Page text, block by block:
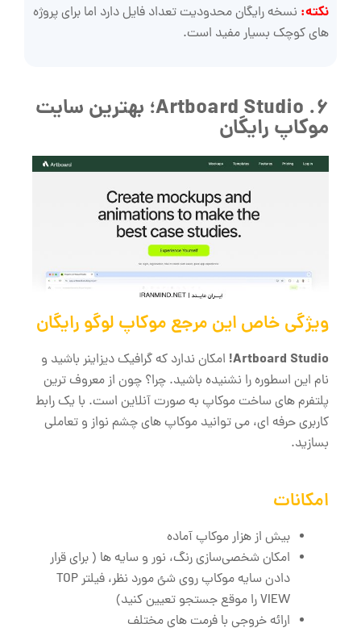
نکته:نسخه رایگان محدودیت تعداد فایل دارد اما برای پروژه
‌های کوچک بسیار مفید است.
6. Artboard Studio؛ بهترین سایت
موکاپ رایگان
ویژگی خاص این مرجع موکاپ لوگو رایگان
Artboard Studio! امکان ندارد که گرافیک دیزاینر باشید و
نام این اسطوره را نشنیده باشید. چرا؟ چون از معروف ‌ترین
پلتفرم‌ های ساخت موکاپ به‌ صورت آنلاین است. با یک رابط
کاربری حرفه‌ ای، می ‌توانید موکاپ‌ های چشم نواز و تعاملی
بسازید.
امکانات
بیش از هزار موکاپ آماده
امکان شخصی‌سازی رنگ، نور و سایه‌ ها ( برای قرار
دادن سایه موکاپ روی شئ مورد نظر، فیلتر TOP
VIEW را موقع جستجو تعیین کنید)
ارائه خروجی با فرمت ‌های مختلف